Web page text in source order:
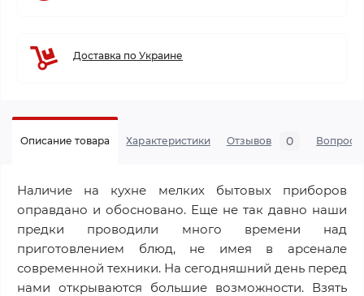
Доставка по Украине
Описание товара Характеристики Отзывов 0 Вопросы
Наличие на кухне мелких бытовых приборов
оправдано и обосновано. Еще не так давно наши
предки проводили много времени над
приготовлением блюд, не имея в арсенале
современной техники. На сегодняшний день перед
нами открываются большие возможности. Взять